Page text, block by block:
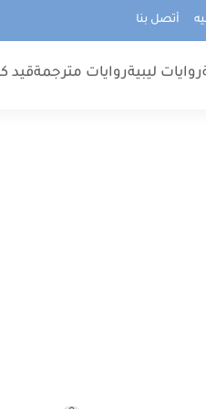
أتصل بنا
روايات ليبيةروايات مترجمةقيد